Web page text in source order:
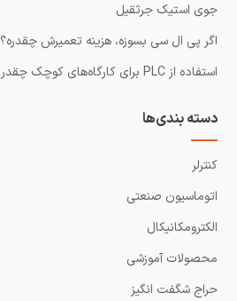
جوی استیک جرثقیل
اگر پی ال سی بسوزه، هزینه تعمیرش چقدره؟
استفاده از PLC برای کارگاه‌های کوچک چقدر هزینه داره؟
دسته بندی‌ها
کنترلر
اتوماسیون صنعتی
الکترومکانیکال
محصولات آموزشی
حراج شگفت انگیز